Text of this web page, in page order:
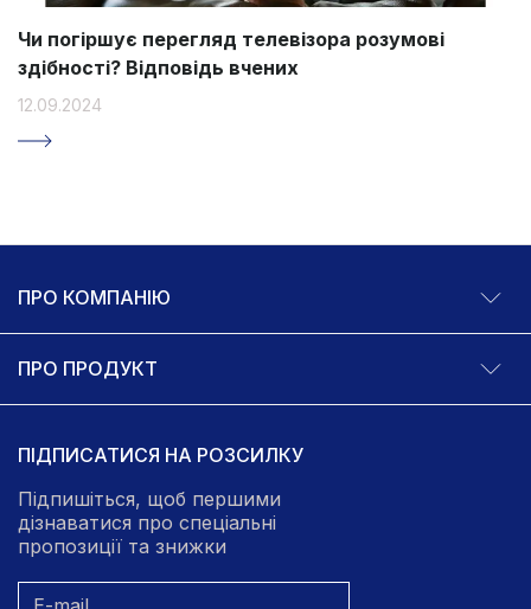
Чи погіршує перегляд телевізора розумові
здібності? Відповідь вчених
12.09.2024
ПРО КОМПАНІЮ
ПРО ПРОДУКТ
ПІДПИСАТИСЯ НА РОЗСИЛКУ
Підпишіться, щоб першими
дізнаватися про спеціальні
пропозиції та знижки